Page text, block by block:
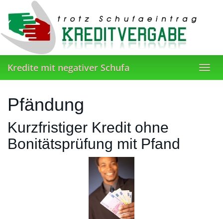
main
content
Kredite mit negativer Schufa
Pfändung
Kurzfristiger Kredit ohne
Bonitätsprüfung mit Pfand